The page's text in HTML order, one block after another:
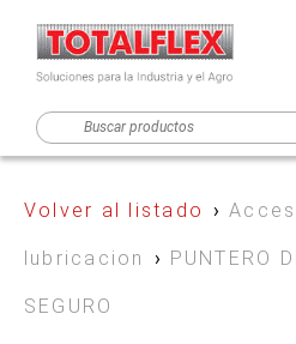
Volver al listado ›
lubricacion › PUNTERO
SEGURO